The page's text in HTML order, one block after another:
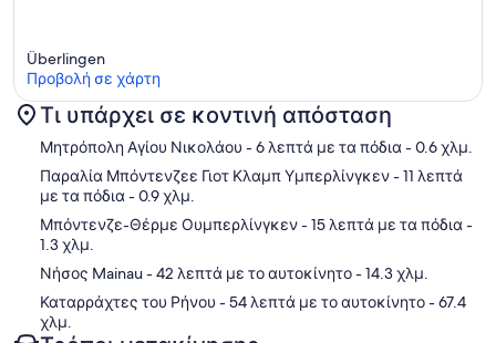
Χάρτης
Überlingen
Προβολή σε χάρτη
Τι υπάρχει σε κοντινή απόσταση
Μητρόπολη Αγίου Νικολάου - 6 λεπτά με τα πόδια- 0.6 χλμ.
Παραλία Μπόντενζεε Γιοτ Κλαμπ Υμπερλίνγκεν- 11 λεπτά
με τα πόδια- 0.9 χλμ.
Μπόντενζε-Θέρμε Ουμπερλίνγκεν- 15 λεπτά με τα πόδια-
1.3 χλμ.
Νήσος Mainau - 42 λεπτά με το αυτοκίνητο- 14.3 χλμ.
Καταρράχτες του Ρήνου - 54 λεπτά με το αυτοκίνητο- 67.4
χλμ.